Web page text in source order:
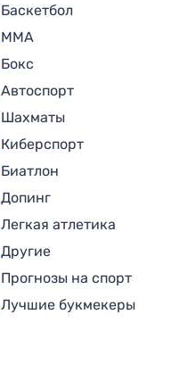
Баскетбол
MMA
Бокс
Автоспорт
Шахматы
Киберспорт
Биатлон
Допинг
Легкая атлетика
Другие
Прогнозы на спорт
Лучшие букмекеры